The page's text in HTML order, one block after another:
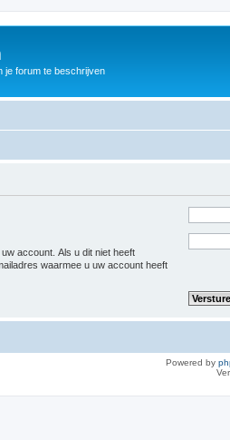
je forum te beschrijven
account. Als u dit niet heeft
waarmee u uw account heeft
Powered by